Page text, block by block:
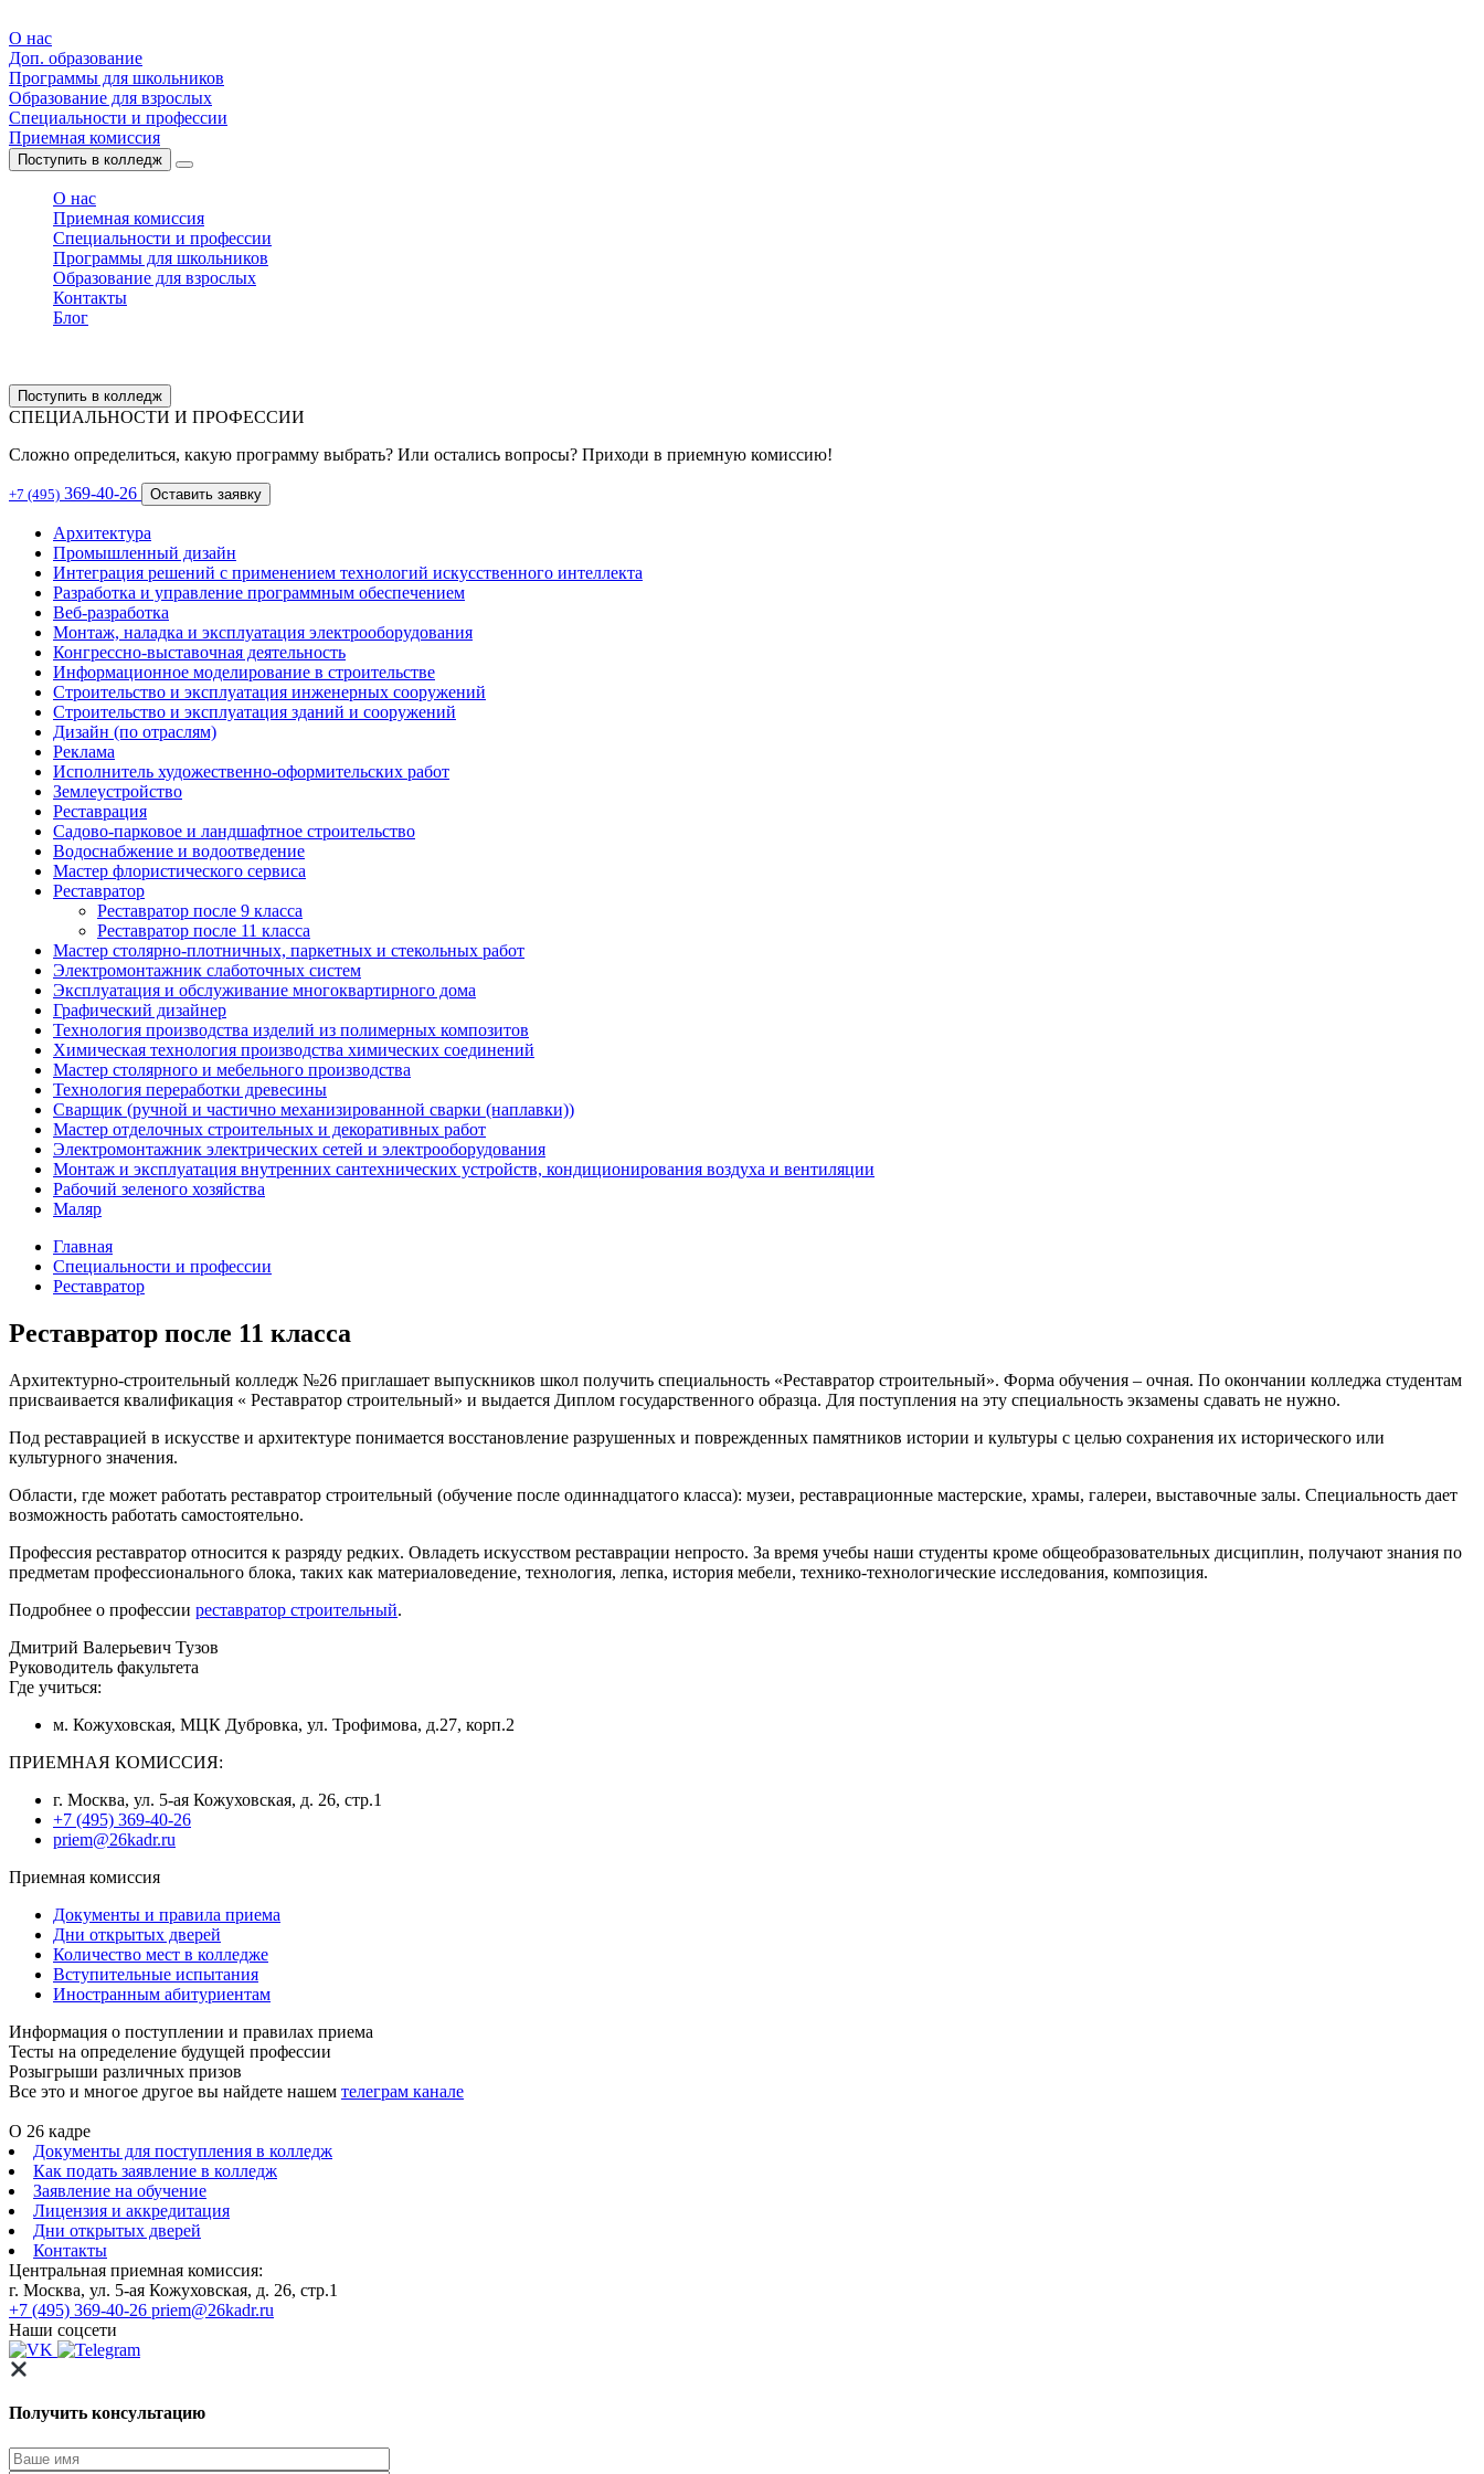
О нас
Доп. образование
Программы для школьников
Образование для взрослых
Специальности и профессии
Приемная комиссия
Поступить в колледж
О нас
Приемная комиссия
Специальности и профессии
Программы для школьников
Образование для взрослых
Контакты
Блог
Поступить в колледж
СПЕЦИАЛЬНОСТИ И ПРОФЕССИИ
Сложно определиться, какую программу выбрать? Или остались вопросы? Приходи в приемную комиссию!
+7 (495) 369-40-26 Оставить заявку
Архитектура
Промышленный дизайн
Интеграция решений с применением технологий искусственного интеллекта
Разработка и управление программным обеспечением
Веб-разработка
Монтаж, наладка и эксплуатация электрооборудования
Конгрессно-выставочная деятельность
Информационное моделирование в строительстве
Строительство и эксплуатация инженерных сооружений
Строительство и эксплуатация зданий и сооружений
Дизайн (по отраслям)
Реклама
Исполнитель художественно-оформительских работ
Землеустройство
Реставрация
Садово-парковое и ландшафтное строительство
Водоснабжение и водоотведение
Мастер флористического сервиса
Реставратор
Реставратор после 9 класса
Реставратор после 11 класса
Мастер столярно-плотничных, паркетных и стекольных работ
Электромонтажник слаботочных систем
Эксплуатация и обслуживание многоквартирного дома
Графический дизайнер
Технология производства изделий из полимерных композитов
Химическая технология производства химических соединений
Мастер столярного и мебельного производства
Технология переработки древесины
Сварщик (ручной и частично механизированной сварки (наплавки))
Мастер отделочных строительных и декоративных работ
Электромонтажник электрических сетей и электрооборудования
Монтаж и эксплуатация внутренних сантехнических устройств, кондиционирования воздуха и вентиляции
Рабочий зеленого хозяйства
Маляр
Главная
Специальности и профессии
Реставратор
Реставратор после 11 класса
Архитектурно-строительный колледж №26 приглашает выпускников школ получить специальность «Реставратор строительный». Форма обучения – очная. По окончании колледжа студентам
присваивается квалификация « Реставратор строительный» и выдается Диплом государственного образца. Для поступления на эту специальность экзамены сдавать не нужно.
Под реставрацией в искусстве и архитектуре понимается восстановление разрушенных и поврежденных памятников истории и культуры с целью сохранения их исторического или
культурного значения.
Области, где может работать реставратор строительный (обучение после одиннадцатого класса): музеи, реставрационные мастерские, храмы, галереи, выставочные залы. Специальность дает
возможность работать самостоятельно.
Профессия реставратор относится к разряду редких. Овладеть искусством реставрации непросто. За время учебы наши студенты кроме общеобразовательных дисциплин, получают знания по
предметам профессионального блока, таких как материаловедение, технология, лепка, история мебели, технико-технологические исследования, композиция.
Подробнее о профессии реставратор строительный.
Дмитрий Валерьевич Тузов
Руководитель факультета
Где учиться:
м. Кожуховская, МЦК Дубровка, ул. Трофимова, д.27, корп.2
ПРИЕМНАЯ КОМИССИЯ:
г. Москва, ул. 5-ая Кожуховская, д. 26, стр.1
+7 (495) 369-40-26
priem@26kadr.ru
Приемная комиссия
Документы и правила приема
Дни открытых дверей
Количество мест в колледже
Вступительные испытания
Иностранным абитуриентам
Информация о поступлении и правилах приема
Тесты на определение будущей профессии
Розыгрыши различных призов
Все это и многое другое вы найдете нашем телеграм канале
О 26 кадре
Документы для поступления в колледж
Как подать заявление в колледж
Заявление на обучение
Лицензия и аккредитация
Дни открытых дверей
Контакты
Центральная приемная комиссия:
г. Москва, ул. 5-ая Кожуховская, д. 26, стр.1
+7 (495) 369-40-26 priem@26kadr.ru
Наши соцсети
Получить консультацию